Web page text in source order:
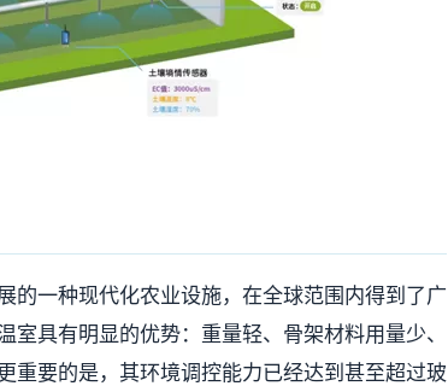
的一种现代化农业设施，在全球范围内得到了广
具有明显的优势：重量轻、骨架材料用量少、
重要的是，其环境调控能力已经达到甚至超过玻